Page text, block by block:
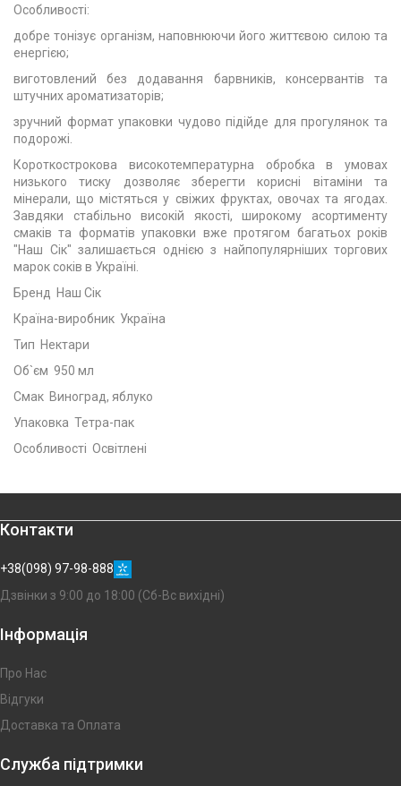
Особливості:
добре тонізує організм, наповнюючи його життєвою силою та
енергією;
виготовлений без додавання барвників, консервантів та
штучних ароматизаторів;
зручний формат упаковки чудово підійде для прогулянок та
подорожі.
Короткострокова високотемпературна обробка в умовах
низького тиску дозволяє зберегти корисні вітаміни та
мінерали, що містяться у свіжих фруктах, овочах та ягодах.
Завдяки стабільно високій якості, широкому асортименту
смаків та форматів упаковки вже протягом багатьох років
"Наш Сік" залишається однією з найпопулярніших торгових
марок соків в Україні.
Бренд Наш Сік
Країна-виробник Україна
Тип Нектари
Об`єм 950 мл
Смак Виноград, яблуко
Упаковка Тетра-пак
Особливості Освітлені
Контакти
+38(098) 97-98-888
Дзвінки з 9:00 до 18:00 (Сб-Вс вихідні)
Інформація
Про Нас
Відгуки
Доставка та Оплата
Служба підтримки